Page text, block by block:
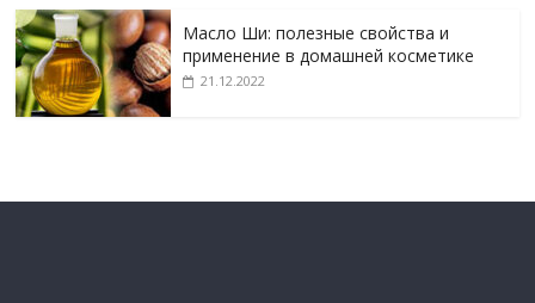
Масло Ши: полезные свойства и
применение в домашней косметике
21.12.2022